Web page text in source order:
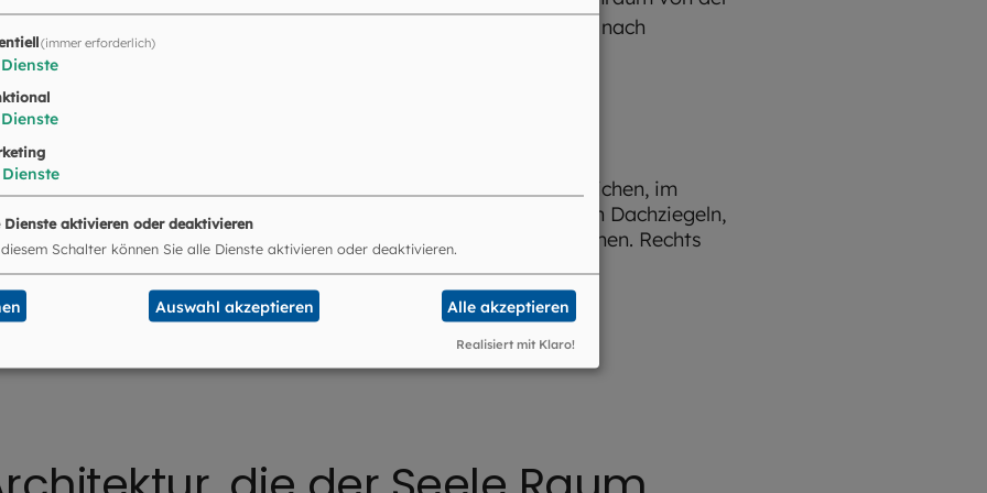
geweiht bietet die Kapelle allen Raum, die sich nach
Zufluchtsstätte für alle Trostsuchenden sein.
besteht aus Dachziegeln der Stadtpfarrkirche Ruhpolding.
(immer erforderlich)
Dienste
Dienste
Dienste
Dienste aktivieren oder deaktivieren
Schalter können Sie alle Dienste aktivieren oder deaktivieren.
Auswahl akzeptieren Alle akzeptieren
Realisiert mit Klaro!